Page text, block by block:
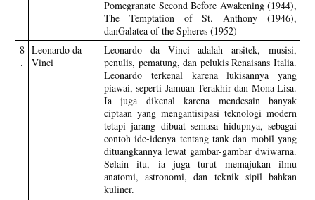
Pomegranate Second Before Awakening (1944),
The Temptation of St. Anthony (1946),
danGalatea of the Spheres (1952)
8
.
Leonardo da
Vinci
Leonardo da Vinci adalah arsitek, musisi,
penulis, pematung, dan pelukis Renaisans Italia.
Leonardo terkenal karena lukisannya yang
piawai, seperti Jamuan Terakhir dan Mona Lisa.
Ia juga dikenal karena mendesain banyak
ciptaan yang mengantisipasi teknologi modern
tetapi jarang dibuat semasa hidupnya, sebagai
contoh ide-idenya tentang tank dan mobil yang
dituangkannya lewat gambar-gambar dwiwarna.
Selain itu, ia juga turut memajukan ilmu
anatomi, astronomi, dan teknik sipil bahkan
kuliner.